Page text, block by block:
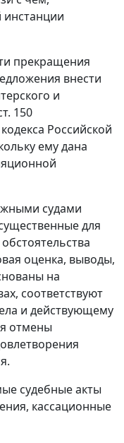
инстанции
прекращения
внести
и
150
Российской
ему дана
судами
для
оценка, выводы,
на
соответствуют
и действующему
отмены
судебные акты
кассационные